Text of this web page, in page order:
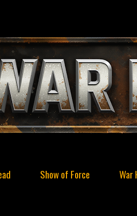
Show of Force War